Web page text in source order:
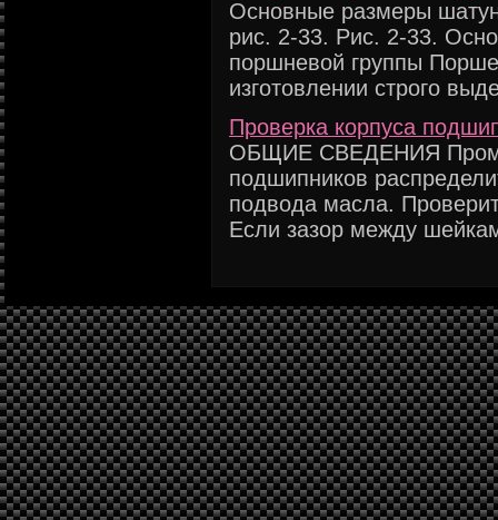
Основные размеры
рис. 2-33. Рис. 2-33.
поршневой группы
изготовлении строго
Проверка корпуса
ОБЩИЕ СВЕДЕНИЯ
подшипников
подвода масла.
Если зазор между